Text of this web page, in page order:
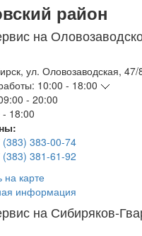
район
на
, ул. Оловозаводская, 47/
10:00 - 18:00
- 20:00
- 18:00
(383) 383-00-74
(383) 381-61-92
на карте
информация
на Сибиряков-